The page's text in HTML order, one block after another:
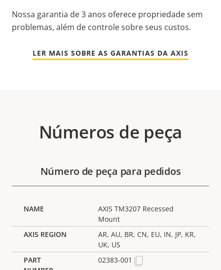
Nossa garantia de 3 anos oferece propriedade sem
problemas, além de controle sobre seus custos.
LER MAIS SOBRE AS GARANTIAS DA AXIS
Números de peça
Número de peça para pedidos
AXIS TM3207 Recessed
Mount
AR, AU, BR, CN, EU, IN, JP, KR,
UK, US
02383-001